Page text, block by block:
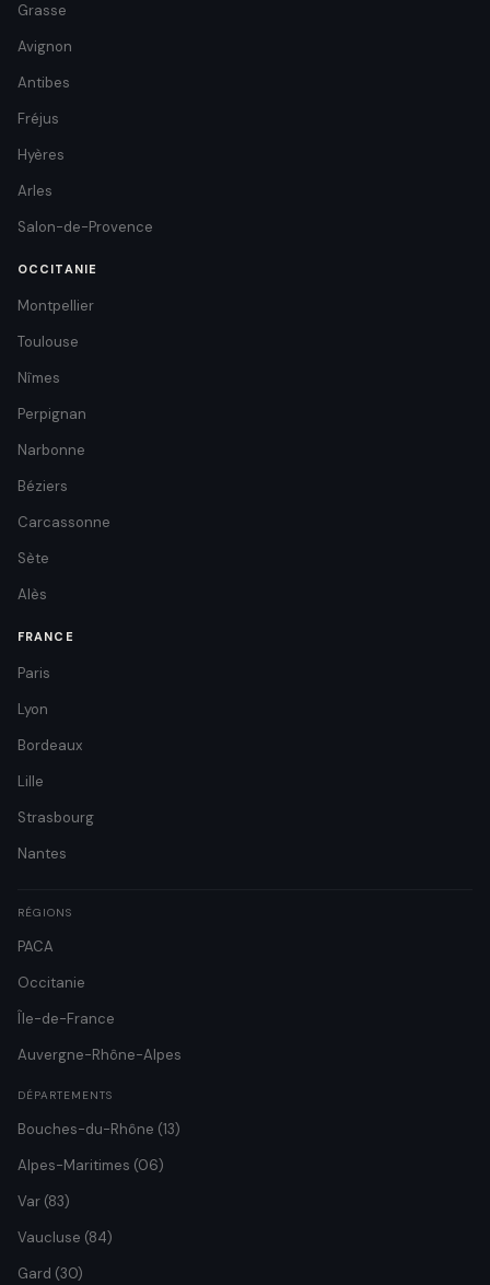
Grasse
Avignon
Antibes
Fréjus
Hyères
Arles
Salon-de-Provence
OCCITANIE
Montpellier
Toulouse
Nîmes
Perpignan
Narbonne
Béziers
Carcassonne
Sète
Alès
FRANCE
Paris
Lyon
Bordeaux
Lille
Strasbourg
Nantes
RÉGIONS
PACA
Occitanie
Île-de-France
Auvergne-Rhône-Alpes
DÉPARTEMENTS
Bouches-du-Rhône (13)
Alpes-Maritimes (06)
Var (83)
Vaucluse (84)
Gard (30)